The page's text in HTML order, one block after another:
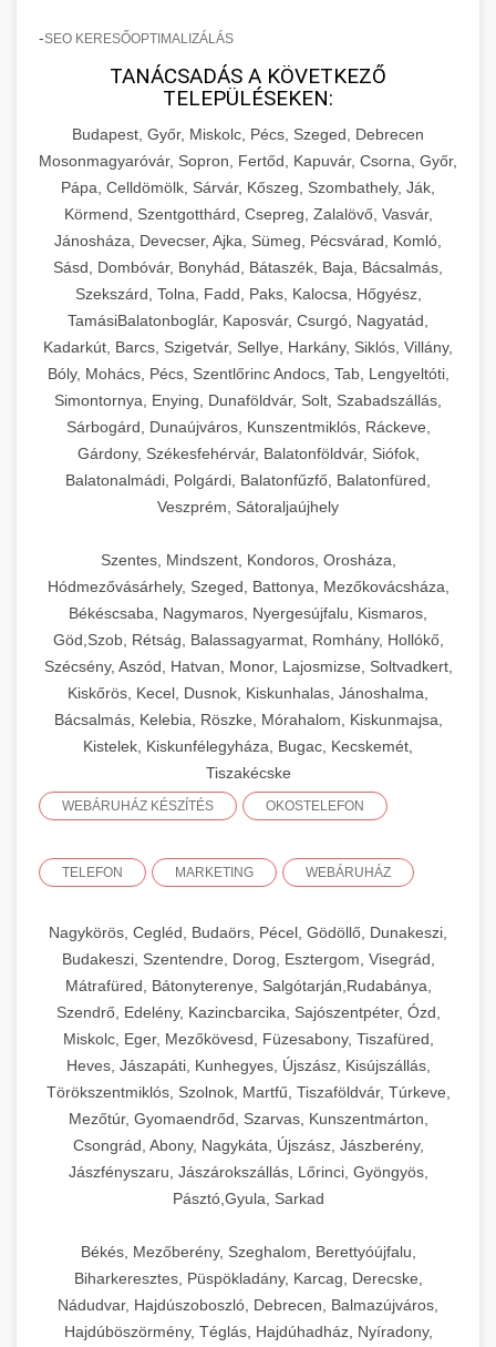
-SEO KERESŐOPTIMALIZÁLÁS
TANÁCSADÁS A KÖVETKEZŐ
TELEPÜLÉSEKEN:
Budapest, Győr, Miskolc, Pécs, Szeged, Debrecen
Mosonmagyaróvár, Sopron, Fertőd, Kapuvár, Csorna, Győr,
Pápa, Celldömölk, Sárvár, Kőszeg, Szombathely, Ják,
Körmend, Szentgotthárd, Csepreg, Zalalövő, Vasvár,
Jánosháza, Devecser, Ajka, Sümeg, Pécsvárad, Komló,
Sásd, Dombóvár, Bonyhád, Bátaszék, Baja, Bácsalmás,
Szekszárd, Tolna, Fadd, Paks, Kalocsa, Hőgyész,
TamásiBalatonboglár, Kaposvár, Csurgó, Nagyatád,
Kadarkút, Barcs, Szigetvár, Sellye, Harkány, Siklós, Villány,
Bóly, Mohács, Pécs, Szentlőrinc Andocs, Tab, Lengyeltóti,
Simontornya, Enying, Dunaföldvár, Solt, Szabadszállás,
Sárbogárd, Dunaújváros, Kunszentmiklós, Ráckeve,
Gárdony, Székesfehérvár, Balatonföldvár, Siófok,
Balatonalmádi, Polgárdi, Balatonfűzfő, Balatonfüred,
Veszprém, Sátoraljaújhely
Szentes, Mindszent, Kondoros, Orosháza,
Hódmezővásárhely, Szeged, Battonya, Mezőkovácsháza,
Békéscsaba, Nagymaros, Nyergesújfalu, Kismaros,
Göd,Szob, Rétság, Balassagyarmat, Romhány, Hollókő,
Szécsény, Aszód, Hatvan, Monor, Lajosmizse, Soltvadkert,
Kiskőrös, Kecel, Dusnok, Kiskunhalas, Jánoshalma,
Bácsalmás, Kelebia, Röszke, Mórahalom, Kiskunmajsa,
Kistelek, Kiskunfélegyháza, Bugac, Kecskemét,
Tiszakécske
WEBÁRUHÁZ KÉSZÍTÉS OKOSTELEFON
TELEFON MARKETING WEBÁRUHÁZ
Nagykörös, Cegléd, Budaörs, Pécel, Gödöllő, Dunakeszi,
Budakeszi, Szentendre, Dorog, Esztergom, Visegrád,
Mátrafüred, Bátonyterenye, Salgótarján,Rudabánya,
Szendrő, Edelény, Kazincbarcika, Sajószentpéter, Ózd,
Miskolc, Eger, Mezőkövesd, Füzesabony, Tiszafüred,
Heves, Jászapáti, Kunhegyes, Újszász, Kisújszállás,
Törökszentmiklós, Szolnok, Martfű, Tiszaföldvár, Túrkeve,
Mezőtúr, Gyomaendrőd, Szarvas, Kunszentmárton,
Csongrád, Abony, Nagykáta, Újszász, Jászberény,
Jászfényszaru, Jászárokszállás, Lőrinci, Gyöngyös,
Pásztó,Gyula, Sarkad
Békés, Mezőberény, Szeghalom, Berettyóújfalu,
Biharkeresztes, Püspökladány, Karcag, Derecske,
Nádudvar, Hajdúszoboszló, Debrecen, Balmazújváros,
Hajdúböszörmény, Téglás, Hajdúhadház, Nyíradony,